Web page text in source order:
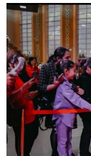
0
2
1